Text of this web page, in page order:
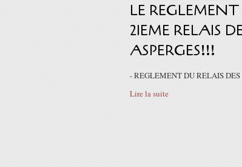
LE
21EME RELAIS
ASPERGES!!!
- REGLEMENT DU RELAIS DES
Lire la suite